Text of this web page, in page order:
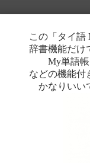
この「タイ語
辞書機能だけ
My単語帳・
などの機能付
かなりいい